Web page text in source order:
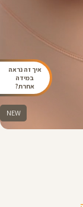
איך זה נראה
במידה
אחרת?
NEW